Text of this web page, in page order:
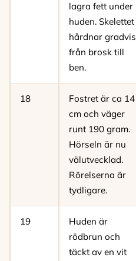
lagra fett under
huden. Skelettet
hårdnar gradvis
från brosk till
ben.
18
Fostret är ca 14
cm och väger
runt 190 gram.
Hörseln är nu
välutvecklad.
Rörelserna är
tydligare.
19
Huden är
rödbrun och
täckt av en vit